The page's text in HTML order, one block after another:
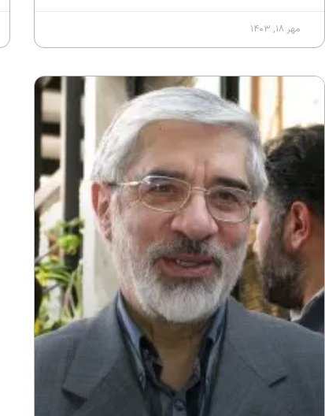
مهر ۱۸, ۱۴۰۳